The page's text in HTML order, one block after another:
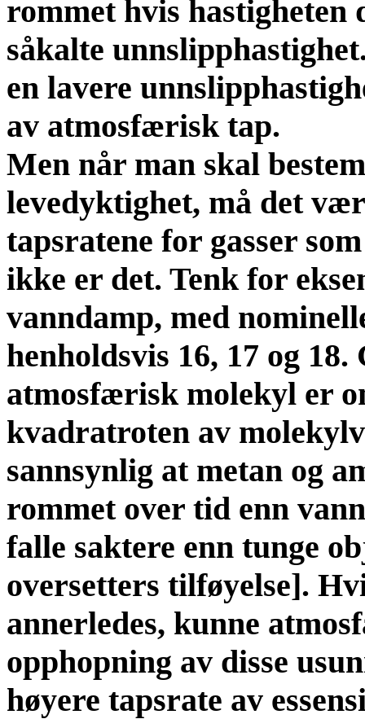
rommet hvis hastigheten
såkalte
en lavere
av atmosfærisk tap.
Men når man skal
levedyktighet, må det
tapsratene for gasser
ikke er det. Tenk for
vanndamp, med
henholdsvis 16, 17 og
atmosfærisk molekyl er
kvadratroten av
sannsynlig at metan og
rommet over tid enn
falle saktere enn tunge
oversetters tilføyelse].
annerledes, kunne
opphopning av disse
høyere tapsrate av